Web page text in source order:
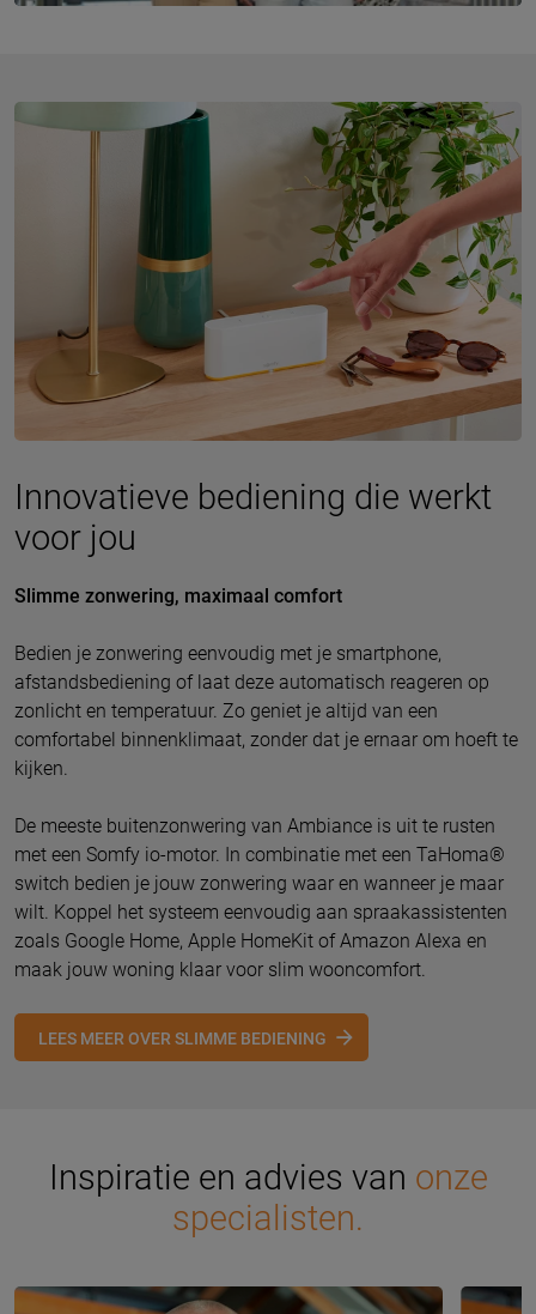
Innovatieve bediening die werkt
voor jou
Slimme zonwering, maximaal comfort
Bedien je zonwering eenvoudig met je smartphone,
afstandsbediening of laat deze automatisch reageren op
zonlicht en temperatuur. Zo geniet je altijd van een
comfortabel binnenklimaat, zonder dat je ernaar om hoeft te
kijken.
De meeste buitenzonwering van Ambiance is uit te rusten
met een Somfy io-motor. In combinatie met een TaHoma®
switch bedien je jouw zonwering waar en wanneer je maar
wilt. Koppel het systeem eenvoudig aan spraakassistenten
zoals Google Home, Apple HomeKit of Amazon Alexa en
maak jouw woning klaar voor slim wooncomfort.
LEES MEER OVER SLIMME BEDIENING
Inspiratie en advies van onze
specialisten.